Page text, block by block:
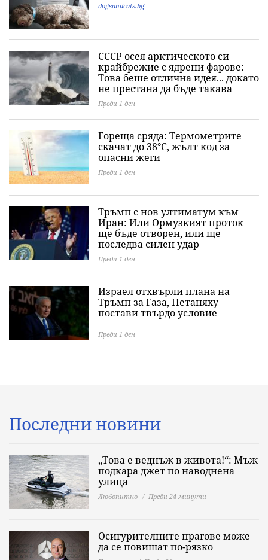
dogsandcats.bg
СССР осея арктическото си
крайбрежие с ядрени фарове:
Това беше отлична идея... докато
не престана да бъде такава
Преди 1 ден
Гореща сряда: Термометрите
скачат до 38°C, жълт код за
опасни жеги
Преди 1 ден
Тръмп с нов ултиматум към
Иран: Или Ормузкият проток
ще бъде отворен, или ще
последва силен удар
Преди 1 ден
Израел отхвърли плана на
Тръмп за Газа, Нетаняху
постави твърдо условие
Преди 1 ден
Последни новини
„Това е веднъж в живота!“: Мъж
подкара джет по наводнена
улица
Любопитно Преди 24 минути
Осигурителните прагове може
да се повишат по-рязко